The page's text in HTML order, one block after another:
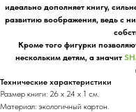
идеально дополняет книгу,
развитию воображения, ведь с
Кроме того фигурки
нескольким детям, а значит
Технические характеристики
Размер книги: 26 х 24 х 1 см.
Материал: экологичный картон.